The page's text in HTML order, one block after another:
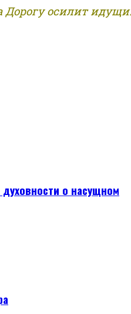
осилит
о насущном